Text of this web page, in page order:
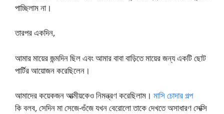
পাচ্ছিলাম না।
তারপর একদিন,
আমার মায়ের জন্মদিন ছিল এবং আমার বাবা বাড়িতে মায়ের জন্য একটি ছোট
পার্টির আয়োজন করেছিলেন।
আমাদের কয়েকজন আত্মীয়কেও নিমন্ত্রণ করেছিলাম। মাসি চোদার গল্প
কি বলব, সেদিন মা সেজে-গুঁজে যখন বেরোলো তাকে দেখতে অসাধারণ সেক্সি